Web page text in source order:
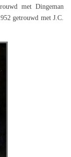
met Dingeman
getrouwd met J.C.